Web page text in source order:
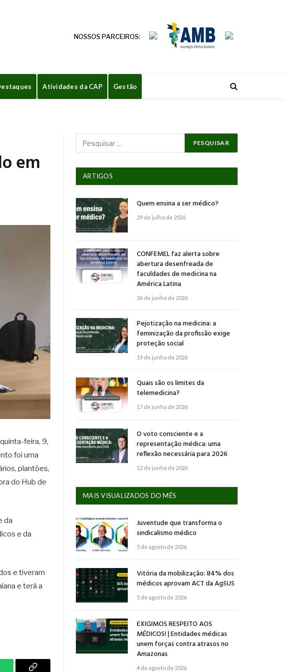
NOSSOS PARCEIROS:
Atividades da CAP Gestão
em
feira, 9,
foi uma
plantões,
do Hub de
da
e da
e tiveram
e terá a
ARTIGOS
Quem ensina a ser médico?
29 de julho de 2026
CONFEMEL faz alerta sobre
abertura desenfreada de
faculdades de medicina na
América Latina
26 de junho de 2026
Pejotização na medicina: a
feminização da profissão exige
proteção social
19 de junho de 2026
Quais são os limites da
telemedicina?
17 de junho de 2026
O voto consciente e a
representação médica: uma
reflexão necessária para 2026
12 de junho de 2026
MAIS VISUALIZADOS DO MÊS
Juventude que transforma o
sindicalismo médico
5 de agosto de 2026
Vitória da mobilização: 84% dos
médicos aprovam ACT da AgSUS
5 de agosto de 2026
EXIGIMOS RESPEITO AOS
MÉDICOS! | Entidades médicas
unem forças contra atrasos no
Amazonas
4 de agosto de 2026